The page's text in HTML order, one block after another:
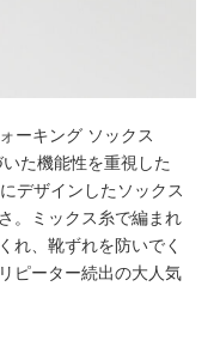
ーキング ソックス
た機能性を重視した
デザインしたソックス
。ミックス糸で編まれ
れ、靴ずれを防いでく
ピーター続出の大人気